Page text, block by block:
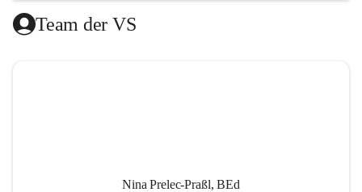
Der Betreuungsteil startet um 11.45 und endet um 17.30.
freitags von 13.00 bis 13.50 statt.
Team der VS
Nina Prelec-Praßl, BEd